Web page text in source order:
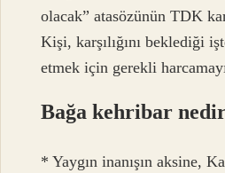
olacak” atasözünün TDK
Kişi, karşılığını beklediği
etmek için gerekli
Bağa kehribar
* Yaygın inanışın aksine,